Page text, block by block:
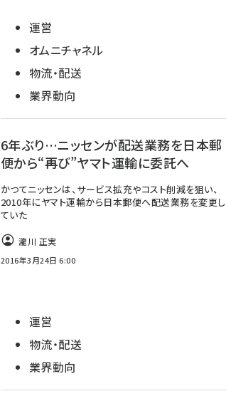
運営
オムニチャネル
物流・配送
業界動向
6年ぶり…ニッセンが配送業務を日本郵
便から“再び”ヤマト運輸に委託へ
かつてニッセンは、サービス拡充やコスト削減を狙い、
2010年にヤマト運輸から日本郵便へ配送業務を変更し
ていた
瀧川 正実
2016年3月24日 6:00
運営
物流・配送
業界動向